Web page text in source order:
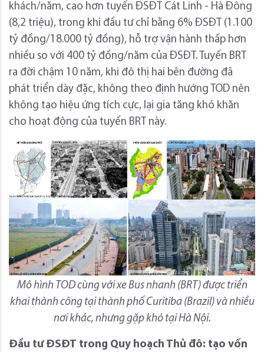
khách/năm, cao hơn tuyến ĐSĐT Cát Linh - Hà Đông
(8,2 triệu), trong khi đầu tư chỉ bằng 6% ĐSĐT (1.100
tỷ đồng/18.000 tỷ đồng), hỗ trợ vận hành thấp hơn
nhiều so với 400 tỷ đồng/năm của ĐSĐT. Tuyến BRT
ra đời chậm 10 năm, khi đô thị hai bên đường đã
phát triển dày đặc, không theo định hướng TOD nên
không tạo hiệu ứng tích cực, lại gia tăng khó khăn
cho hoạt động của tuyến BRT này.
Mô hình TOD cùng với xe Bus nhanh (BRT) được triển
khai thành công tại thành phố Curitiba (Brazil) và nhiều
nơi khác, nhưng gặp khó tại Hà Nội.
Đầu tư ĐSĐT trong Quy hoạch Thủ đô: tạo vốn